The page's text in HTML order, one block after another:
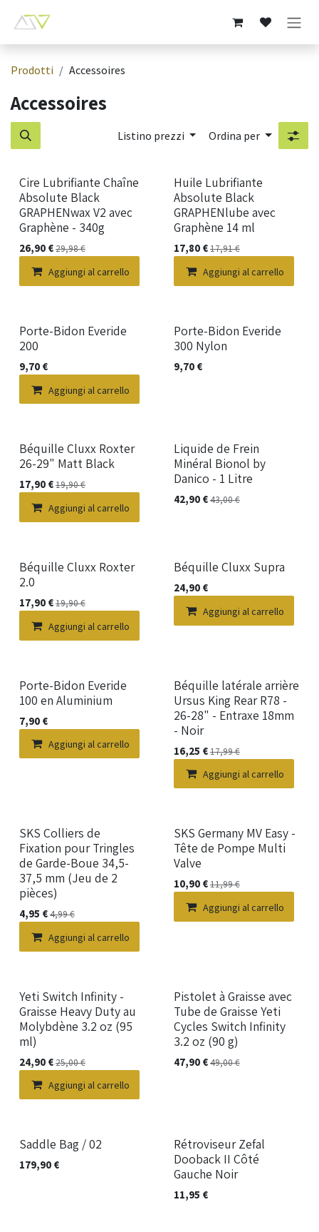
Prodotti Accessoires
Accessoires
Listino prezzi Ordina per
Cire Lubrifiante Chaîne
Absolute Black
GRAPHENwax V2 avec
Graphène - 340g
26,90 €29,98€
Aggiungi al carrello
Huile Lubrifiante
Absolute Black
GRAPHENlube avec
Graphène 14 ml
17,80€17,91€
Aggiungi al carrello
Porte-Bidon Everide
200
9,70 €
Aggiungi al carrello
Porte-Bidon Everide
300 Nylon
9,70€
Béquille Cluxx Roxter
26-29" Matt Black
17,90 €19,90€
Aggiungi al carrello
Liquide de Frein
Minéral Bionol by
Danico - 1 Litre
42,90€43,00€
Béquille Cluxx Roxter
2.0
17,90 €19,90€
Aggiungi al carrello
Béquille Cluxx Supra
24,90€
Aggiungi al carrello
Porte-Bidon Everide
100 en Aluminium
7,90 €
Aggiungi al carrello
Béquille latérale arrière
Ursus King Rear R78 -
26-28" - Entraxe 18mm
- Noir
16,25 €17,99€
Aggiungi al carrello
SKS Colliers de
Fixation pour Tringles
de Garde-Boue 34,5-
37,5 mm (Jeu de 2
pièces)
4,95 €4,99€
Aggiungi al carrello
SKS Germany MV Easy -
Tête de Pompe Multi
Valve
10,90€11,99€
Aggiungi al carrello
Yeti Switch Infinity -
Graisse Heavy Duty au
Molybdène 3.2 oz (95
ml)
24,90 €25,00€
Aggiungi al carrello
Pistolet à Graisse avec
Tube de Graisse Yeti
Cycles Switch Infinity
3.2 oz (90 g)
47,90€49,00€
Saddle Bag / 02
179,90 €
Rétroviseur Zefal
Dooback II Côté
Gauche Noir
11,95 €